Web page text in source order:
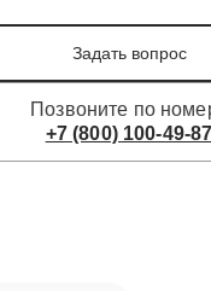
Задать вопрос
Позвоните по
+7 (800) 100-49-87